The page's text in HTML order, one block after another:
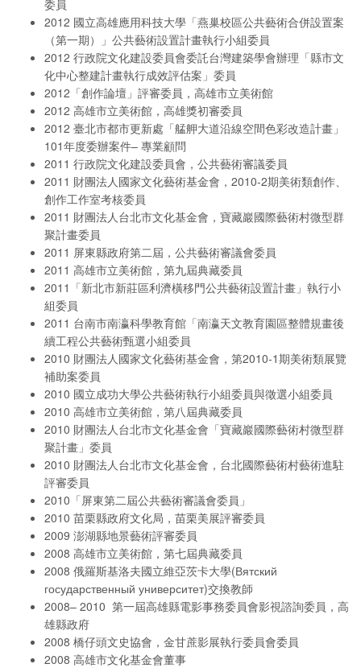
委員
2012 國立高雄應用科技大學「燕巢校區公共藝術合併設置案
（第一期）」公共藝術設置計畫執行小組委員
2012 行政院文化建設委員會委託台灣建築學會辦理「縣市文
化中心整建計畫執行成效評估案」委員
2012「創作論壇」評審委員，高雄市立美術館
2012 高雄市立美術館，高雄獎初審委員
2012 臺北市都市更新處「艋舺大道沿線空間色彩改造計畫」
101年度委辦案件– 專業顧問
2011 行政院文化建設委員會，公共藝術審議委員
2011 財團法人國家文化藝術基金會，2010-2期美術類創作、
創作工作室考核委員
2011 財團法人台北市文化基金會，寶藏巖國際藝術村微型群
聚計畫委員
2011 屏東縣政府第二屆，公共藝術審議會委員
2011 高雄市立美術館，第九屆典藏委員
2011「新北市新莊區利濟橫移門公共藝術設置計畫」執行小
組委員
2011 台南市南瀛科學教育館「南瀛天文教育園區整體規畫後
續工程公共藝術甄選小組委員
2010 財團法人國家文化藝術基金會，第2010-1期美術類展覽
補助案委員
2010 國立成功大學公共藝術執行小組委員與徵選小組委員
2010 高雄市立美術館，第八屆典藏委員
2010 財團法人台北市文化基金會「寶藏巖國際藝術村微型群
聚計畫」委員
2010 財團法人台北市文化基金會，台北國際藝術村藝術進駐
評審委員
2010「屏東第二屆公共藝術審議會委員」
2010 苗栗縣政府文化局，苗栗美展評審委員
2009 澎湖縣地景藝術評審委員
2008 高雄市立美術館，第七屆典藏委員
2008 俄羅斯基洛夫國立維亞茨卡大學(Вятский
государственный университет)交換教師
2008– 2010 第一屆高雄縣電影事務委員會影視諮詢委員，高
雄縣政府
2008 橋仔頭文史協會，金甘蔗影展執行委員會委員
2008 高雄市文化基金會董事